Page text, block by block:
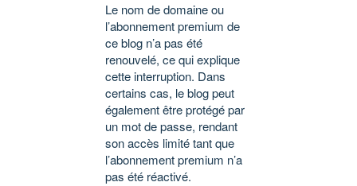
Le nom de domaine ou
l’abonnement premium de
ce blog n’a pas été
renouvelé, ce qui explique
cette interruption. Dans
certains cas, le blog peut
également être protégé par
un mot de passe, rendant
son accès limité tant que
l’abonnement premium n’a
pas été réactivé.